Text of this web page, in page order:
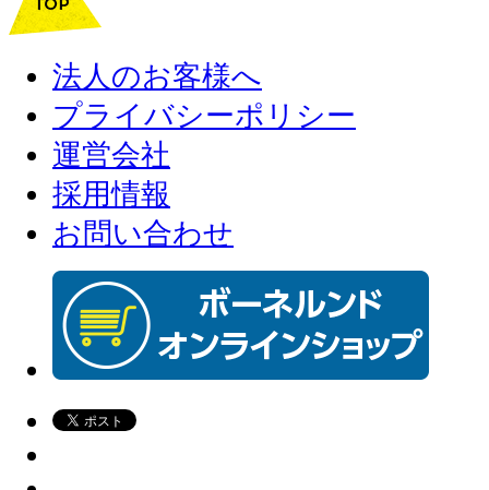
法人のお客様へ
プライバシーポリシー
運営会社
採用情報
お問い合わせ